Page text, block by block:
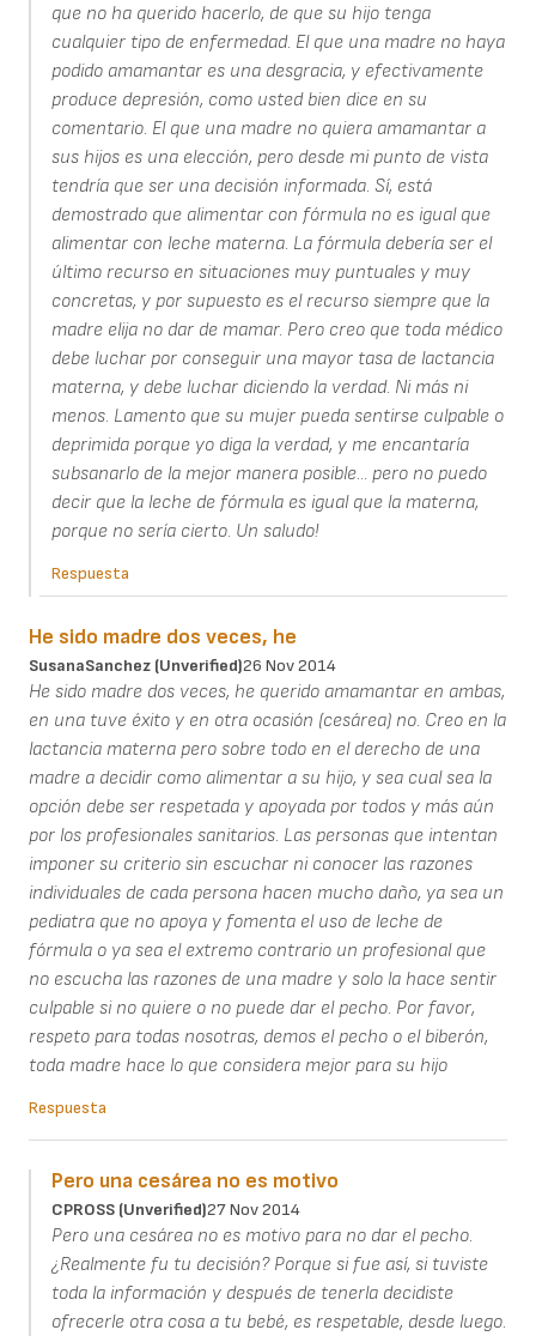
que no ha querido hacerlo, de que su hijo tenga
cualquier tipo de enfermedad. El que una madre no haya
podido amamantar es una desgracia, y efectivamente
produce depresión, como usted bien dice en su
comentario. El que una madre no quiera amamantar a
sus hijos es una elección, pero desde mi punto de vista
tendría que ser una decisión informada. Sí, está
demostrado que alimentar con fórmula no es igual que
alimentar con leche materna. La fórmula debería ser el
último recurso en situaciones muy puntuales y muy
concretas, y por supuesto es el recurso siempre que la
madre elija no dar de mamar. Pero creo que toda médico
debe luchar por conseguir una mayor tasa de lactancia
materna, y debe luchar diciendo la verdad. Ni más ni
menos. Lamento que su mujer pueda sentirse culpable o
deprimida porque yo diga la verdad, y me encantaría
subsanarlo de la mejor manera posible... pero no puedo
decir que la leche de fórmula es igual que la materna,
porque no sería cierto. Un saludo!
Respuesta
He sido madre dos veces, he
SusanaSanchez (unverified)26 Nov 2014
He sido madre dos veces, he querido amamantar en ambas,
en una tuve éxito y en otra ocasión (cesárea) no. Creo en la
lactancia materna pero sobre todo en el derecho de una
madre a decidir como alimentar a su hijo, y sea cual sea la
opción debe ser respetada y apoyada por todos y más aún
por los profesionales sanitarios. Las personas que intentan
imponer su criterio sin escuchar ni conocer las razones
individuales de cada persona hacen mucho daño, ya sea un
pediatra que no apoya y fomenta el uso de leche de
fórmula o ya sea el extremo contrario un profesional que
no escucha las razones de una madre y solo la hace sentir
culpable si no quiere o no puede dar el pecho. Por favor,
respeto para todas nosotras, demos el pecho o el biberón,
toda madre hace lo que considera mejor para su hijo
Respuesta
Pero una cesárea no es motivo
CPROSS (unverified)27 Nov 2014
Pero una cesárea no es motivo para no dar el pecho.
¿Realmente fu tu decisión? Porque si fue así, si tuviste
toda la información y después de tenerla decidiste
ofrecerle otra cosa a tu bebé, es respetable, desde luego.